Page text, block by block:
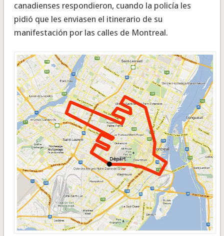
canadienses respondieron, cuando la policía les
pidió que les enviasen el itinerario de su
manifestación por las calles de Montreal.